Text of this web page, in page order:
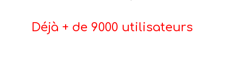
Déjà + de 9000 utilisateurs